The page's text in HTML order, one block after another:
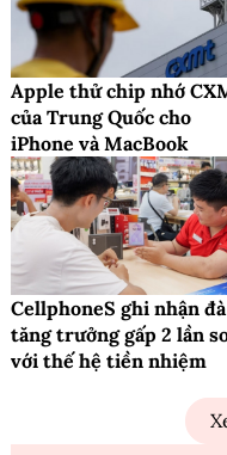
Apple thử chip nhớ
của Trung Quốc cho
iPhone và MacBook
CellphoneS ghi nhận đà
tăng trưởng gấp 2 lần
với thế hệ tiền nhiệm